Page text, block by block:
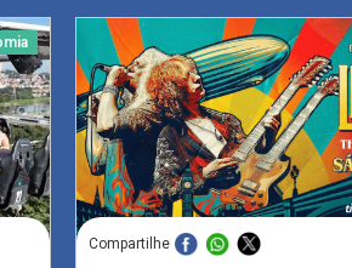
Compartilhe